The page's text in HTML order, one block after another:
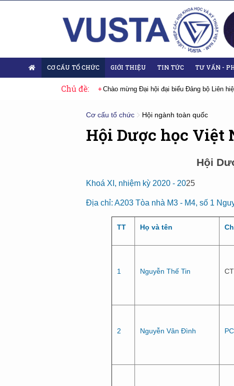
CƠ CẤU TỔ CHỨC GIỚI THIỆU TIN TỨC TƯ VẤN -
Chủ đề:
hội lần thứ XIV của Đảng Chào mừng Đại hội đại biểu Đảng bộ Liên
Cơ cấu tổ chức Hội ngành toàn quốc
Hội Dược học Việt
Hội
Khoá XI, nhiệm kỳ 2020 - 2025
Địa chỉ: A203 Tòa nhà M3 - M4, số 1
TT Họ và tên
1 Nguyễn Thế Tin CT
2 Nguyễn Vân Đình